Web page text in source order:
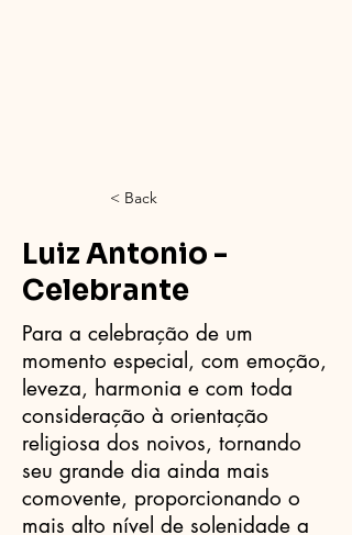
< Back
Luiz Antonio -
Celebrante
Para a celebração de um
momento especial, com emoção,
leveza, harmonia e com toda
consideração à orientação
religiosa dos noivos, tornando
seu grande dia ainda mais
comovente, proporcionando o
mais alto nível de solenidade a